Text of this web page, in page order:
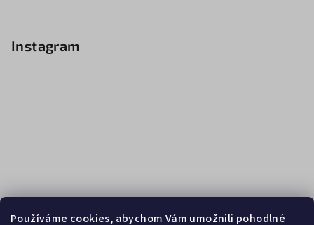
Používáme cookies, abychom Vám umožnili pohodlné
Instagram